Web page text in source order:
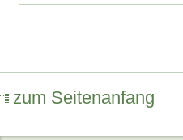
zum Seitenanfang